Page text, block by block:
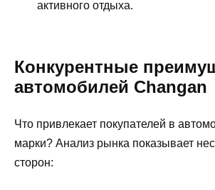
активного отдыха.
Конкурентные
автомобилей Changan
Что привлекает покупателей в
марки? Анализ рынка показывает
сторон: